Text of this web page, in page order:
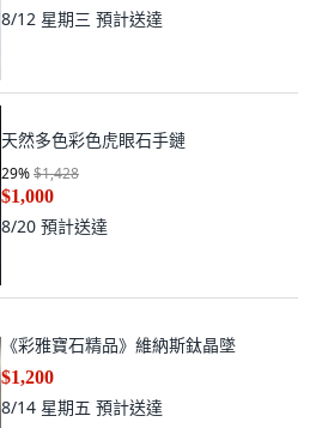
8/12 星期三 預計送達
天然多色彩色虎眼石手鏈
29%$1,428
$1,000
8/20 預計送達
《彩雅寶石精品》維納斯鈦晶墜
$1,200
8/14 星期五 預計送達